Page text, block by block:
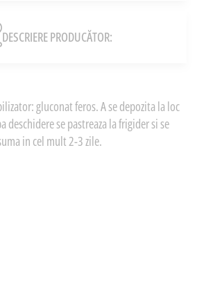
DESCRIERE PRODUCĂTOR:
gluconat feros. A se depozita la loc
deschidere se pastreaza la frigider si se
in cel mult 2-3 zile.